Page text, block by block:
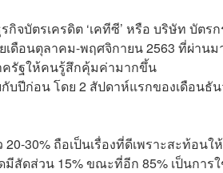
จบัตรเครดิต ‘เคทีซี’ หรือ บริษัท บัตร
ยเดือนตุลาคม-พฤศจิกายน 2563 ที่ผ่าน
ครัฐให้คนรู้สึกคุ้มค่ามากขึ้น
บปีก่อน โดย 2 สัปดาห์แรกของเดือนธั
30% ถือเป็นเรื่องที่ดีเพราะสะท้อนใ
สัดส่วน 15% ขณะที่อีก 85% เป็นการ